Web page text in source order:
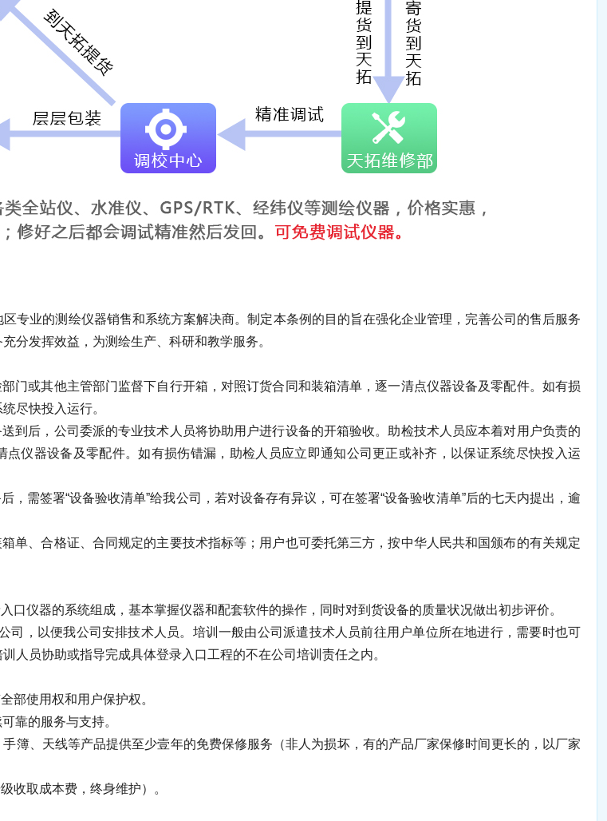
业的测绘仪器销售和系统方案解决商。制定本条例的目的旨在强化企业管理，完善公司的售后服务
分发挥效益，为测绘生产、科研和教学服务。
或其他主管部门监督下自行开箱，对照订货合同和装箱清单，逐一清点仪器设备及零配件。如有损
尽快投入运行。
后，公司委派的专业技术人员将协助用户进行设备的开箱验收。助检技术人员应本着对用户负责的
仪器设备及零配件。如有损伤错漏，助检人员应立即通知公司更正或补齐，以保证系统尽快投入运
需签署“设备验收清单”给我公司，若对设备存有异议，可在签署“设备验收清单”后的七天内提出，逾
、合格证、合同规定的主要技术指标等；用户也可委托第三方，按中华人民共和国颁布的有关规定
仪器的系统组成，基本掌握仪器和配套软件的操作，同时对到货设备的质量状况做出初步评价。
，以便我公司安排技术人员。培训一般由公司派遣技术人员前往用户单位所在地进行，需要时也可
人员协助或指导完成具体登录入口工程的不在公司培训责任之内。
使用权和用户保护权。
靠的服务与支持。
、天线等产品提供至少壹年的免费保修服务（非人为损坏，有的产品厂家保修时间更长的，以厂家
取成本费，终身维护）。